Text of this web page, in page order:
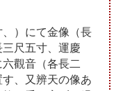
）にて金像（長
尺五寸、運慶
觀音（各長二
、又辨天の像あ